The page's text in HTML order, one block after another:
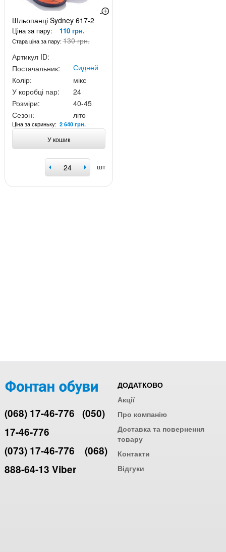
Шльопанці Sydney 617-2
Ціна за пару: 110 грн.
Стара ціна за пару:130 грн.
Артикул ID:
Постачальник:
Сидней
Колір:
мікс
У коробці пар:
24
Розміри:
40-45
Сезон:
літо
Ціна за скриньку: 2 640 грн.
У кошик
шт
(068) 17-46-776 (050)
17-46-776
(073) 17-46-776
(068)
888-64-13 Viber
ДОДАТКОВО
Акції
Про компанію
Доставка та повернення
товару
Контакти
Відгуки